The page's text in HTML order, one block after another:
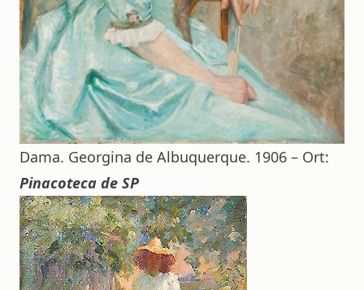
Dama. Georgina de Albuquerque. 1906 – Ort:
Pinacoteca de SP